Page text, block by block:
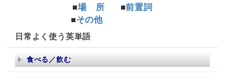
■場 所 ■前置詞
■その他
日常よく使う英単語
食べる／飲む